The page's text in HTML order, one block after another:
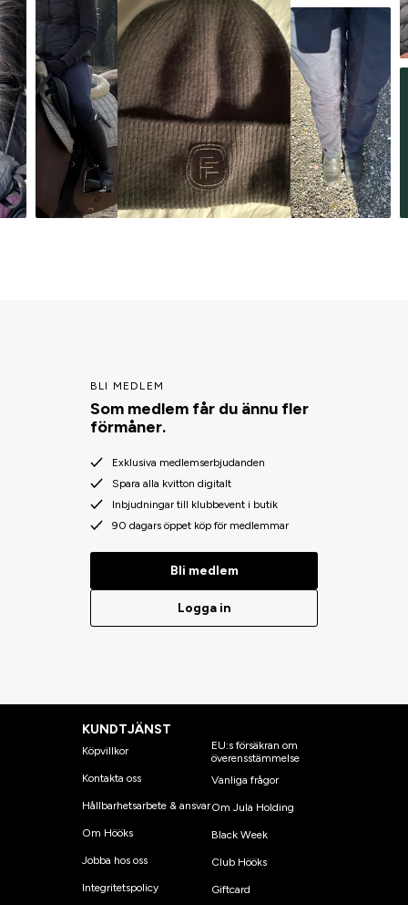
BLI MEDLEM
Som medlem får du ännu fler
förmåner.
Exklusiva medlemserbjudanden
Spara alla kvitton digitalt
Inbjudningar till klubbevent i butik
90 dagars öppet köp för medlemmar
Bli medlem
Logga in
KUNDTJÄNST
Köpvillkor
Kontakta oss
Hållbarhetsarbete & ansvar
Om Hööks
Jobba hos oss
Integritetspolicy
EU:s försäkran om
överensstämmelse
Vanliga frågor
Om Jula Holding
Black Week
Club Hööks
Giftcard